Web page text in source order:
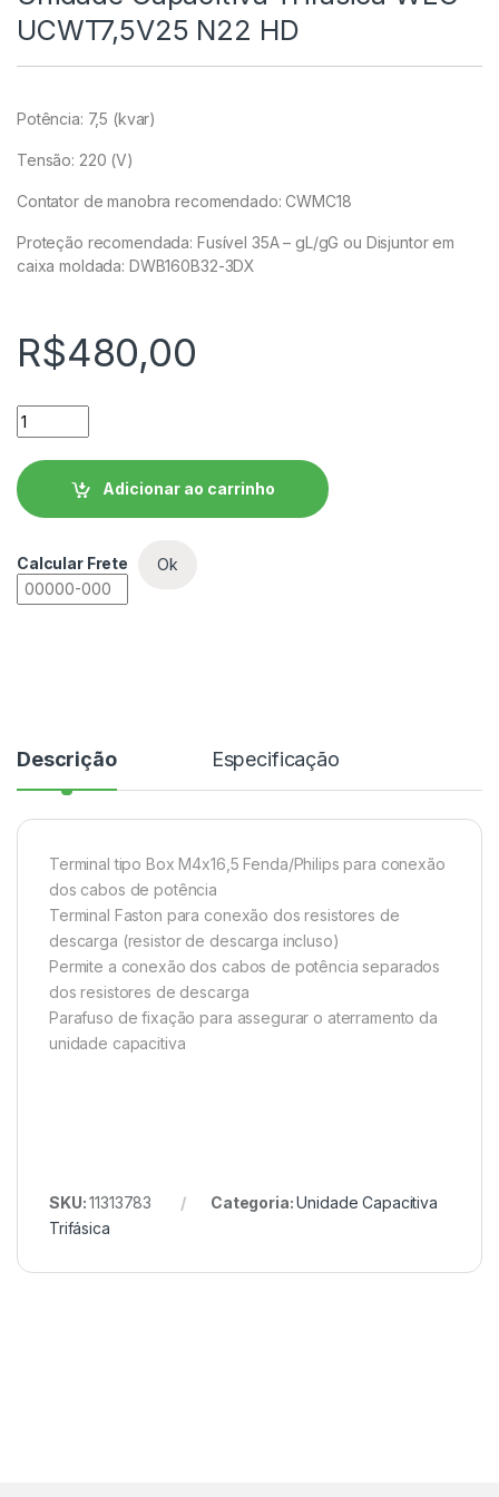
UCWT7,5V25 N22 HD
Potência: 7,5 (kvar)
Tensão: 220 (V)
Contator de manobra recomendado: CWMC18
Proteção recomendada: Fusível 35A – gL/gG ou Disjuntor em
caixa moldada: DWB160B32-3DX
R$480,00
Unidade Capacitiva Trifásica WEG - UCWT7,5V25 N22 HD
Adicionar ao carrinho
Calcular Frete Ok
Descrição Especificação
Terminal tipo Box M4x16,5 Fenda/Philips para conexão
dos cabos de potência
Terminal Faston para conexão dos resistores de
descarga (resistor de descarga incluso)
Permite a conexão dos cabos de potência separados
dos resistores de descarga
Parafuso de fixação para assegurar o aterramento da
unidade capacitiva
SKU:11313783 Categoria:Unidade Capacitiva
Trifásica